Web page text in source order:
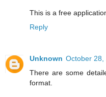
This is a free
Reply
Unknown October 28,
There are some
format.